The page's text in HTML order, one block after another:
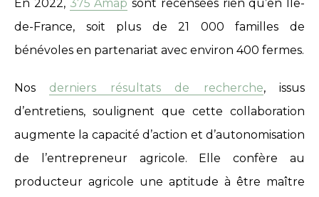
En 2022, 375 Amap sont recensées rien qu’en Île-
de-France, soit plus de 21 000 familles de
bénévoles en partenariat avec environ 400 fermes.
Nos derniers résultats de recherche, issus
d’entretiens, soulignent que cette collaboration
augmente la capacité d’action et d’autonomisation
de l’entrepreneur agricole. Elle confère au
producteur agricole une aptitude à être maître